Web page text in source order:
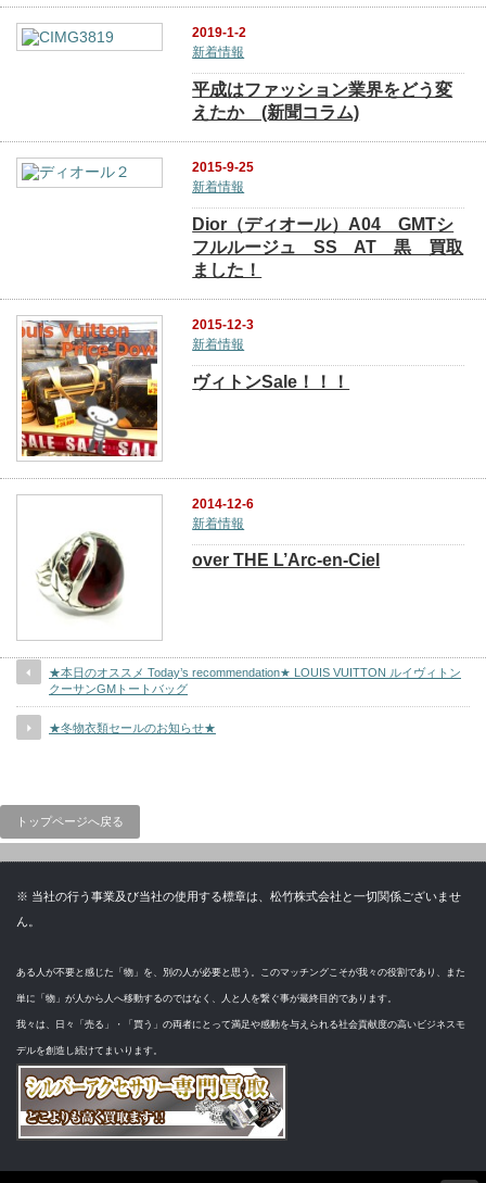
2019-1-2
新着情報
平成はファッション業界をどう変
えたか (新聞コラム)
2015-9-25
新着情報
Dior（ディオール）A04 GMTシ
フルルージュ SS AT 黒 買取
ました！
2015-12-3
新着情報
ヴィトンSale！！！
2014-12-6
新着情報
over THE L’Arc-en-Ciel
★本日のオススメ Today’s recommendation★ LOUIS VUITTON ルイヴィトン
クーサンGMトートバッグ
★冬物衣類セールのお知らせ★
トップページへ戻る
※ 当社の行う事業及び当社の使用する標章は、松竹株式会社と一切関係ございませ
ん。
ある人が不要と感じた「物」を、別の人が必要と思う。このマッチングこそが我々の役割であり、また
単に「物」が人から人へ移動するのではなく、人と人を繋ぐ事が最終目的であります。
我々は、日々「売る」・「買う」の両者にとって満足や感動を与えられる社会貢献度の高いビジネスモ
デルを創造し続けてまいります。